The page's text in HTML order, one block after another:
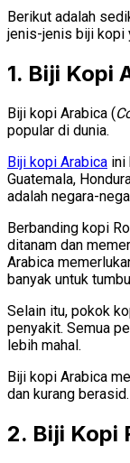
Berikut adalah
jenis-jenis biji kopi
1. Biji Kopi
Biji kopi Arabica (
popular di dunia.
Biji kopi Arabica ini
Guatemala,
adalah negara-
Berbanding kopi
ditanam dan
Arabica
banyak untuk
Selain itu, pokok
penyakit. Semua
lebih mahal.
Biji kopi Arabica
dan kurang berasid.
2. Biji Kopi